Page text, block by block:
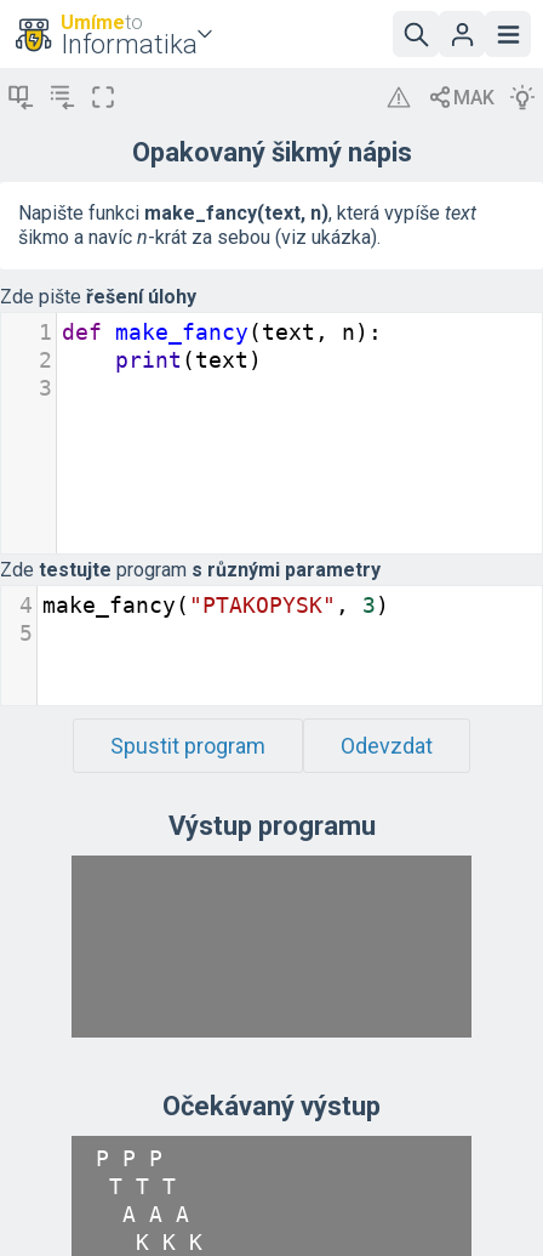
Umímeto
Informatika
Opakovaný šikmý nápis
Napište funkci make_fancy(text, n), která vypíše text
šikmo a navíc n-krát za sebou (viz ukázka).
Zde pište řešení úlohy
1 def make_fancy(text , n):
2
print (text )
3
Zde testujte program s různými parametry
4 make_fancy( "PTAKOPYSK" , 3)
5
Spustit program Odevzdat
Výstup programu
Očekávaný výstup
P P P
T T T
  A A A
   K K K